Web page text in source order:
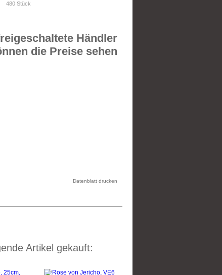
480 Stück
Händler
die Preise sehen
Datenblatt drucken
Artikel gekauft: